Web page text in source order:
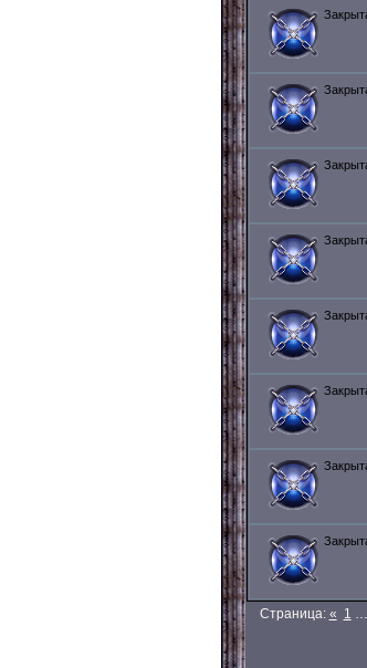
Страница: « 1 …